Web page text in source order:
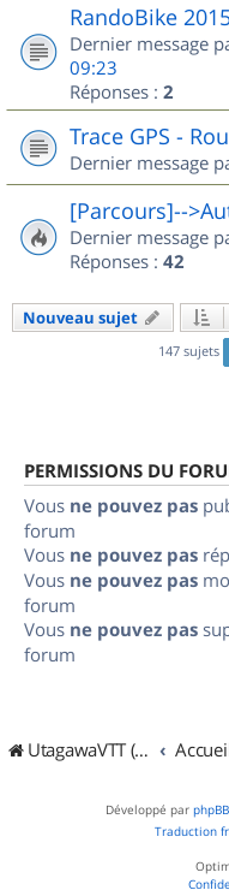
RandoBike
Dernier message
09:23
Réponses : 2
Trace GPS -
Dernier message
[Parcours]--
Dernier message
Réponses : 42
Nouveau sujet
147 sujets
PERMISSIONS DU
Vous ne pouvez pas
forum
Vous ne pouvez pas
Vous ne pouvez pas
forum
Vous ne pouvez pas
forum
UtagawaVTT (Randos VTT et VTTAE avec traces GPS)
Développé par phpBB
Traduction